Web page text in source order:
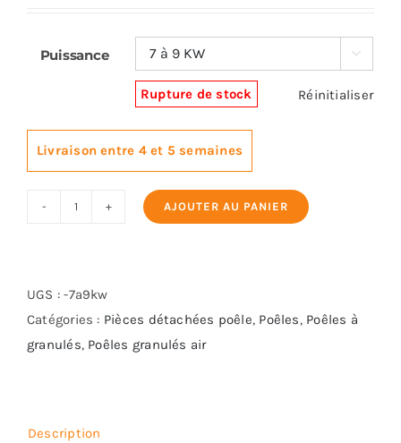
Puissance 
Rupture de stock Réinitialiser
Livraison entre 4 et 5 semaines
TEODORA
AJOUTER AU PANIER
UGS :-7a9kw
Catégories : Pièces détachées poêle, Poêles, Poêles à
granulés, Poêles granulés air
Description